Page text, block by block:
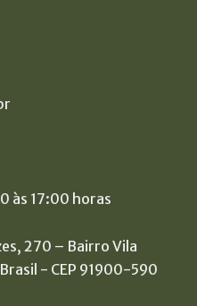
às 17:00 horas
270 – Bairro Vila
- CEP 91900-590